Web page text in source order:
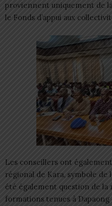
proviennent uniquement de
le Fonds d’appui aux
Les conseillers ont
régional de Kara, symbole
été également question de
formations tenues à